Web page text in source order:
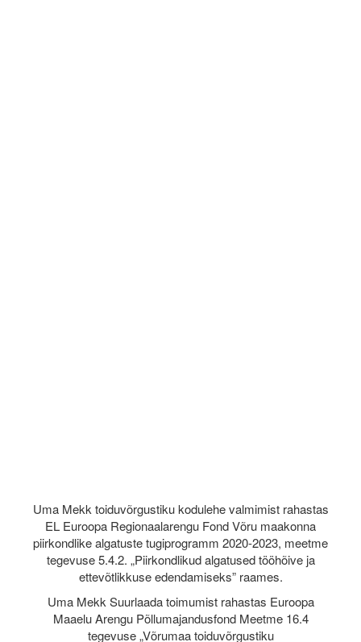
Uma Mekk toiduvõrgustiku kodulehe valmimist rahastas
EL Euroopa Regionaalarengu Fond Võru maakonna
piirkondlike algatuste tugiprogramm 2020-2023, meetme
tegevuse 5.4.2. „Piirkondlikud algatused tööhõive ja
ettevõtlikkuse edendamiseks” raames.
Uma Mekk Suurlaada toimumist rahastas Euroopa
Maaelu Arengu Põllumajandusfond Meetme 16.4
tegevuse „Võrumaa toiduvõrgustiku